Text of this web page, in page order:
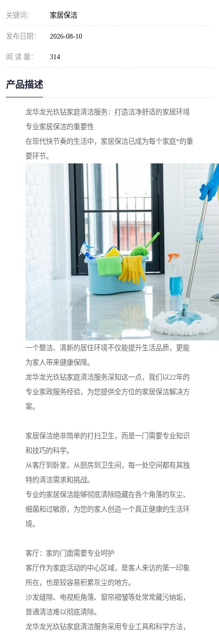
关键词： 家居保洁
发布日期： 2026-08-10
阅 读 量： 314
产品描述
龙华龙光玖钻家庭清洁服务：打造洁净舒适的家居环境
专业家居保洁的重要性
在现代快节奏的生活中，家居保洁已成为每个家庭*的重
要环节。
一个整洁、清新的居住环境不仅能提升生活品质，更能
为家人带来健康保障。
龙华龙光玖钻家庭清洁服务深知这一点，我们以22年的
专业家政服务经验，为您提供全方位的家居保洁解决方
案。
家居保洁绝非简单的打扫卫生，而是一门需要专业知识
和技巧的科学。
从客厅到卧室，从厨房到卫生间，每一处空间都有其独
特的清洁需求和挑战。
专业的家居保洁能够彻底清除隐藏在各个角落的灰尘、
细菌和过敏原，为您的家人创造一个真正健康的生活环
境。
客厅：家的门面需要专业呵护
客厅作为家庭活动的中心区域，是客人来访的第一印象
所在，也是较容易积累灰尘的地方。
沙发缝隙、电视柜角落、窗帘褶皱等处常常藏污纳垢，
普通清洁难以彻底清除。
龙华龙光玖钻家庭清洁服务采用专业工具和科学方法，